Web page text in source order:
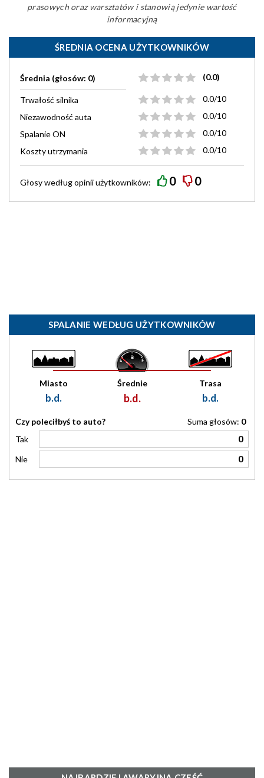
prasowych oraz warsztatów i stanowią jedynie wartość
informacyjną
ŚREDNIA OCENA UŻYTKOWNIKÓW
Średnia (głosów: 0) (0.0)
Trwałość silnika
0.0/10
Niezawodność auta
0.0/10
Spalanie ON
0.0/10
Koszty utrzymania
0.0/10
Głosy wedługopiniiużytkowników: 0 0
SPALANIE WEDŁUG UŻYTKOWNIKÓW
Miasto
b.d.
Średnie
b.d.
Trasa
b.d.
Czy poleciłbyś to auto? Suma głosów: 0
Tak
0
Nie 0